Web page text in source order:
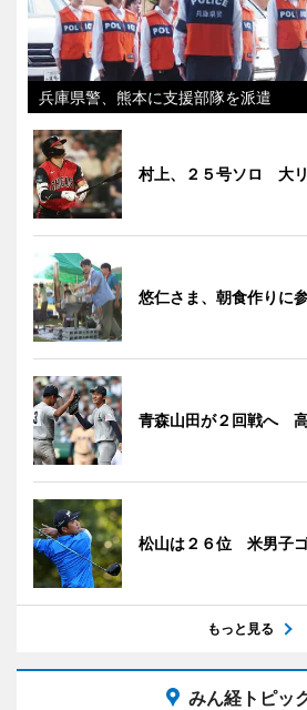
兵庫県警、熊本に支援部隊を派遣
村上、２５号ソロ 大
悠仁さま、朝食作りに
青森山田が２回戦へ
松山は２６位 米男子
もっと見る
みん経トピッ